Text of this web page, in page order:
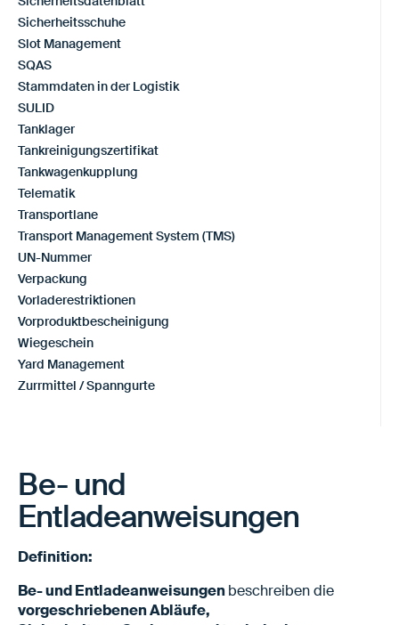
Sicherheitsschuhe
Slot Management
SQAS
Stammdaten in der Logistik
SULID
Tanklager
Tankreinigungszertifikat
Tankwagenkupplung
Telematik
Transportlane
Transport Management System (TMS)
UN-Nummer
Verpackung
Vorladerestriktionen
Vorproduktbescheinigung
Wiegeschein
Yard Management
Zurrmittel / Spanngurte
Be- und
Entladeanweisungen
Definition:
Be- und Entladeanweisungenbeschreiben die
vorgeschriebenen Abläufe,